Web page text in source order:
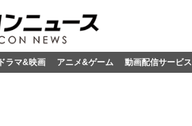
ドラマ&映画 アニメ&ゲーム 動画配信サービス